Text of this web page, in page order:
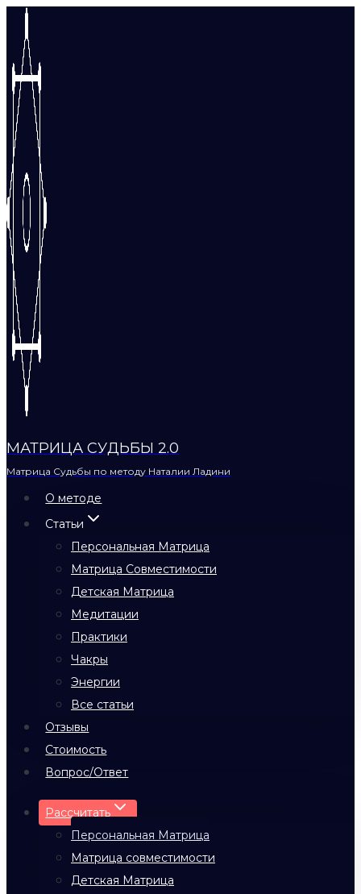
Перейти
содержимому
МАТРИЦА СУДЬБЫ 2.0
Матрица Судьбы по методу Наталии Ладини
О методе
Статьи
Персональная Матрица
Матрица Совместимости
Детская Матрица
Медитации
Практики
Чакры
Энергии
Все статьи
Отзывы
Стоимость
Вопрос/Ответ
Рассчитать
Персональная Матрица
Матрица совместимости
Детская Матрица